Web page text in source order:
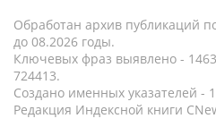
Обработан архив публикаций
до 08.2026 годы.
Ключевых фраз выявлено -
724413.
Создано именных указателей -
Редакция Индексной книги